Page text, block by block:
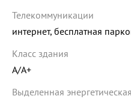
Телекоммуникации
интернет, бесплатная
Класс здания
A/A+
Выделенная